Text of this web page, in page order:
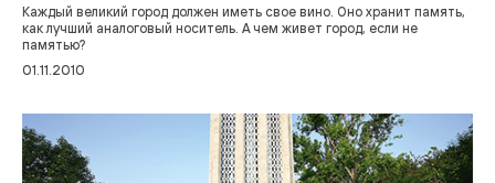
Каждый великий город должен иметь свое вино. Оно хранит память,
как лучший аналоговый носитель. А чем живет город, если не
памятью?
01.11.2010